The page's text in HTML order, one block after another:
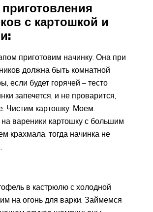
с картошкой и
приготовим начинку. Она при
должна быть комнатной
если будет горячей – тесто
запечется, и не проварится,
Чистим картошку. Моем.
вареники картошку с большим
крахмала, тогда начинка не
в кастрюлю с холодной
на огонь для варки. Займемся